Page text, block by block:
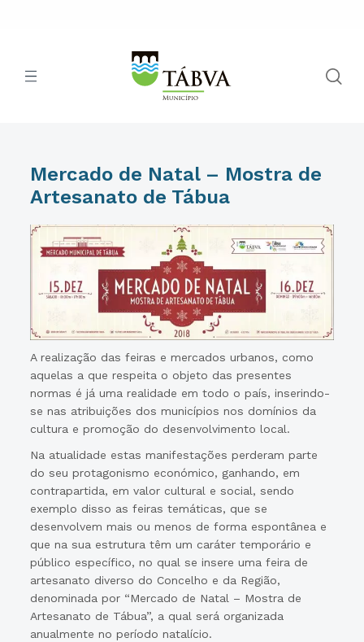
Mercado de Natal – Mostra de
Artesanato de Tábua
A realização das feiras e mercados urbanos, como
aquelas a que respeita o objeto das presentes
normas é já uma realidade em todo o país, inserindo-
se nas atribuições dos municípios nos domínios da
cultura e promoção do desenvolvimento local.
Na atualidade estas manifestações perderam parte
do seu protagonismo económico, ganhando, em
contrapartida, em valor cultural e social, sendo
exemplo disso as feiras temáticas, que se
desenvolvem mais ou menos de forma espontânea e
que na sua estrutura têm um caráter temporário e
público específico, no qual se insere uma feira de
artesanato diverso do Concelho e da Região,
denominada por “Mercado de Natal – Mostra de
Artesanato de Tábua”, a qual será organizada
anualmente no período natalício.